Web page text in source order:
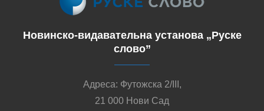
Новинско-видавательна установа „Руске
слово”
Адреса: Футожска 2/III,
21 000 Нови Сад